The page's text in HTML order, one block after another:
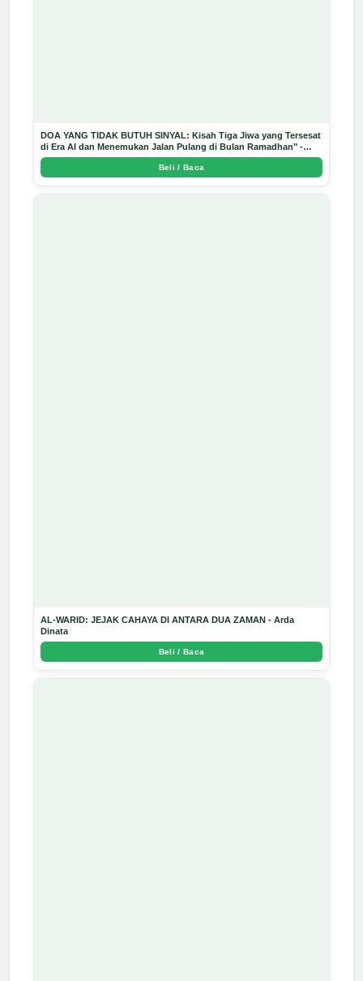
DOA YANG TIDAK BUTUH SINYAL: Kisah Tiga Jiwa yang Tersesat
di Era AI dan Menemukan Jalan Pulang di Bulan Ramadhan" -
Arda Dinata
Beli / Baca
AL-WARID: JEJAK CAHAYA DI ANTARA DUA ZAMAN - Arda
Dinata
Beli / Baca